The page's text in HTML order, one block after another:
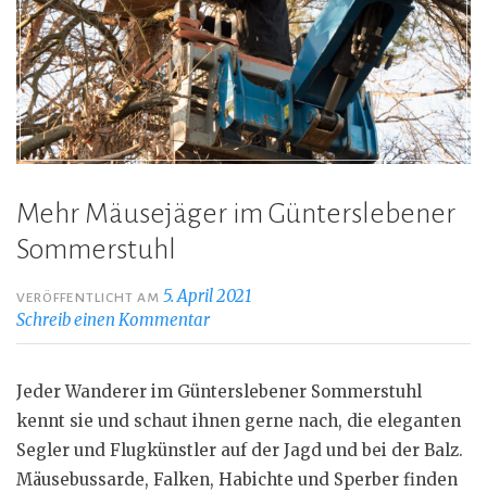
Mehr Mäusejäger im Günterslebener
Sommerstuhl
VERÖFFENTLICHT AM5. April 2021
Schreib einen Kommentar
Jeder Wanderer im Günterslebener Sommerstuhl
kennt sie und schaut ihnen gerne nach, die eleganten
Segler und Flugkünstler auf der Jagd und bei der Balz.
Mäusebussarde, Falken, Habichte und Sperber finden